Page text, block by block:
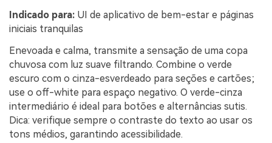
Indicado para: UI de aplicativo de bem-estar e páginas
iniciais tranquilas
Enevoada e calma, transmite a sensação de uma copa
chuvosa com luz suave filtrando. Combine o verde
escuro com o cinza-esverdeado para seções e cartões;
use o off-white para espaço negativo. O verde-cinza
intermediário é ideal para botões e alternâncias sutis.
Dica: verifique sempre o contraste do texto ao usar os
tons médios, garantindo acessibilidade.